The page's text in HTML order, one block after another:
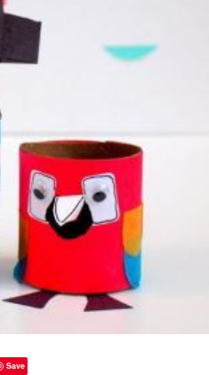
Save